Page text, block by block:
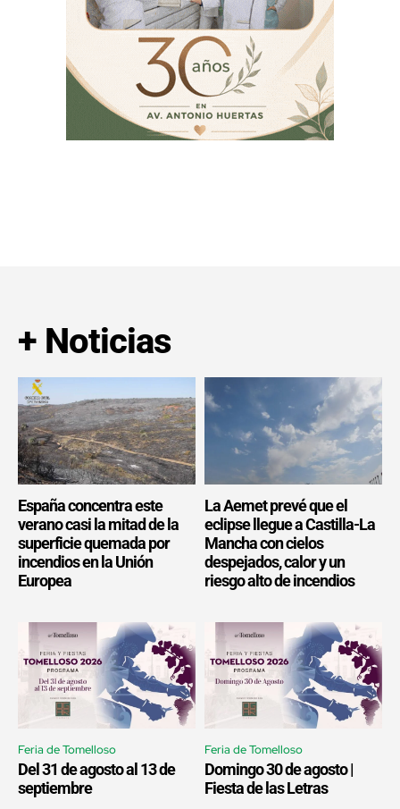
+ Noticias
España concentra este
verano casi la mitad de la
superficie quemada por
incendios en la Unión
Europea
La Aemet prevé que el
eclipse llegue a Castilla-La
Mancha con cielos
despejados, calor y un
riesgo alto de incendios
Feria de Tomelloso
Del 31 de agosto al 13 de
septiembre
Feria de Tomelloso
Domingo 30 de agosto |
Fiesta de las Letras